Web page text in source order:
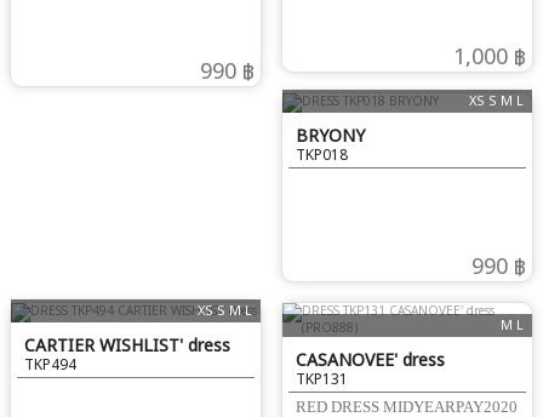
990 ฿ 1,000 ฿
XS S M L
BRYONY
TKP018
990 ฿
XS S M L
CARTIER WISHLIST' dress
TKP494
M L
CASANOVEE' dress
(PRO888)
TKP131
RED DRESS MIDYEARPAY2020